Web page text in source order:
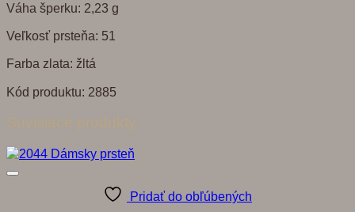
Váha šperku: 2,23 g
Veľkosť prsteňa: 51
Farba zlata: žltá
Kód produktu: 2885
Súvisiace produkty
Pridať do obľúbených